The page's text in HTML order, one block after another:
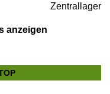
Zentrallager
anzeigen